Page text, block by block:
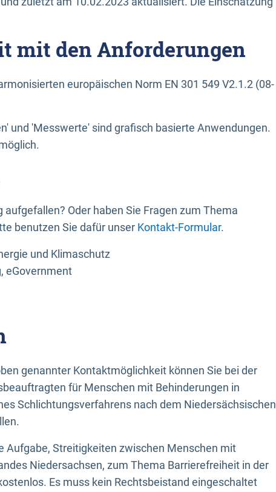
mit den Anforderungen
europäischen Norm EN 301 549 V2.1.2 (08-
und 'Messwerte' sind grafisch basierte Anwendungen.
Oder haben Sie Fragen zum Thema
benutzen Sie dafür unser Kontakt-Formular.
und Klimaschutz
eGovernment
genannter Kontaktmöglichkeit können Sie bei der
für Menschen mit Behinderungen in
Schlichtungsverfahrens nach dem Niedersächsischen
Aufgabe, Streitigkeiten zwischen Menschen mit
Niedersachsen, zum Thema Barrierefreiheit in der
Es muss kein Rechtsbeistand eingeschaltet